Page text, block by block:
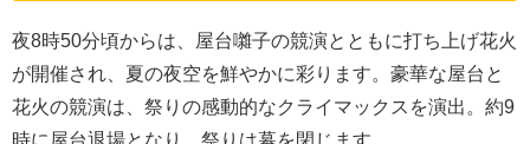
夜8時50分頃からは、屋台囃子の競演とともに打ち上げ花火
が開催され、夏の夜空を鮮やかに彩ります。豪華な屋台と
花火の競演は、祭りの感動的なクライマックスを演出。約9
時に屋台退場となり、祭りは幕を閉じます。